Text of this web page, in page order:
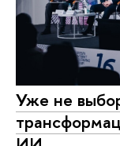
Уже не